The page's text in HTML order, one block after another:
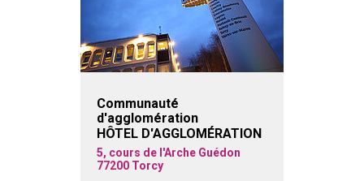
Communauté
d'agglomération
HÔTEL D'AGGLOMÉRATION
5, cours de l'Arche Guédon
77200 Torcy